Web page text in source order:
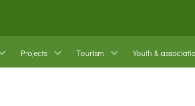
Projects Tourism Youth &